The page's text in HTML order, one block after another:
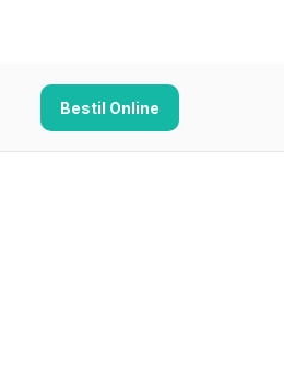
Bestil Online